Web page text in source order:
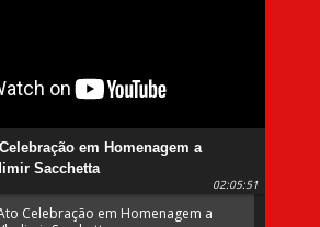
em Homenagem a
Sacchetta
02:05:51
Celebração em Homenagem a